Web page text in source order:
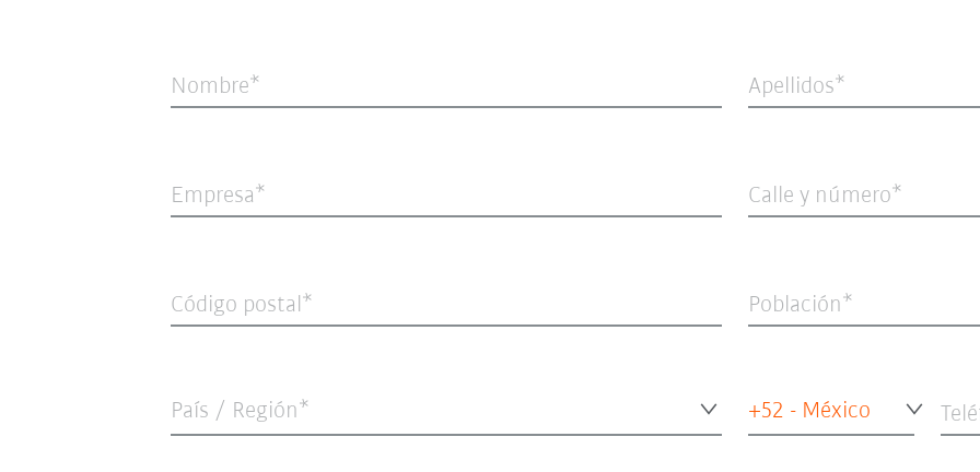
Nombre Apellidos
Empresa Calle y número
Código postal Población
País / Región* +52 - México